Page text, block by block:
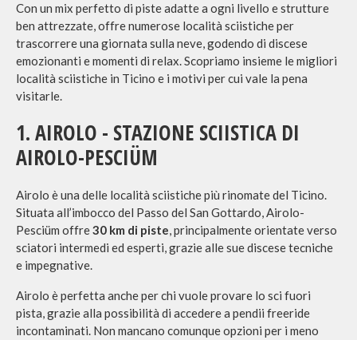
Con un mix perfetto di piste adatte a ogni livello e strutture
ben attrezzate, offre numerose località sciistiche per
trascorrere una giornata sulla neve, godendo di discese
emozionanti e momenti di relax. Scopriamo insieme le migliori
località sciistiche in Ticino e i motivi per cui vale la pena
visitarle.
1. AIROLO - STAZIONE SCIISTICA DI
AIROLO-PESCIÜM
Airolo è una delle località sciistiche più rinomate del Ticino.
Situata all’imbocco del Passo del San Gottardo, Airolo-
Pesciüm offre30 km di piste, principalmente orientate verso
sciatori intermedi ed esperti, grazie alle sue discese tecniche
e impegnative.
Airolo è perfetta anche per chi vuole provare lo sci fuori
pista, grazie alla possibilità di accedere a pendii freeride
incontaminati. Non mancano comunque opzioni per i meno